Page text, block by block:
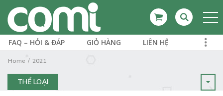
FAQ – HỎI & ĐÁP GIỎ HÀNG LIÊN HỆ
Home 2021
THỂ LOẠI